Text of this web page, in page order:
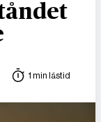
1 min lästid